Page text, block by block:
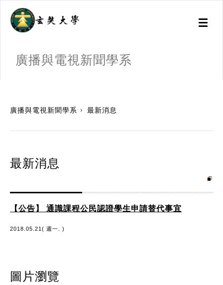
Toggle
廣播與電視新聞學系
廣播與電視新聞學系 最新消息
最新消息
【公告】 通識課程公民認證學生申請替代事宜
2018.05.21( 週一. )
圖片瀏覽